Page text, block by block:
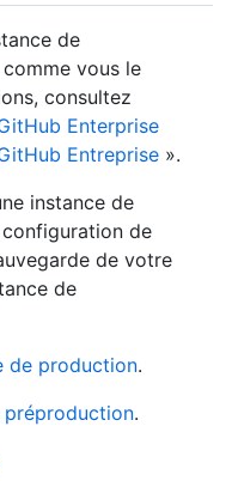
de
vous le
consultez
Enterprise
Entreprise ».
instance de
de
de votre
de
de production.
préproduction.